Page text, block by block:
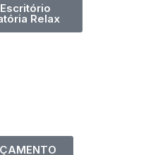
Relax